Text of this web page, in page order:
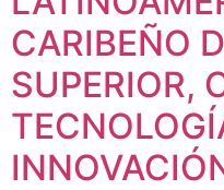
CARIBEÑO
SUPERIOR,